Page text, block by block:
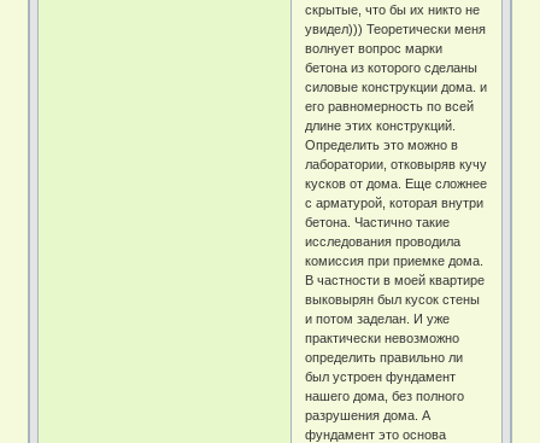
скрытые, что бы их никто не
увидел))) Теоретически меня
волнует вопрос марки
бетона из которого сделаны
силовые конструкции дома. и
его равномерность по всей
длине этих конструкций.
Определить это можно в
лаборатории, отковыряв кучу
кусков от дома. Еще сложнее
с арматурой, которая внутри
бетона. Частично такие
исследования проводила
комиссия при приемке дома.
В частности в моей квартире
выковырян был кусок стены
и потом заделан. И уже
практически невозможно
определить правильно ли
был устроен фундамент
нашего дома, без полного
разрушения дома. А
фундамент это основа